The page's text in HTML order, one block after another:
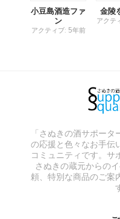
小豆島酒造ファ
ン
アクティブ: 5年前
金陵
アクテ
「さぬきの酒サポー
の応援と色々なお手伝
コミュニティです。サ
さぬきの蔵元からの
頼、特別な商品のご案